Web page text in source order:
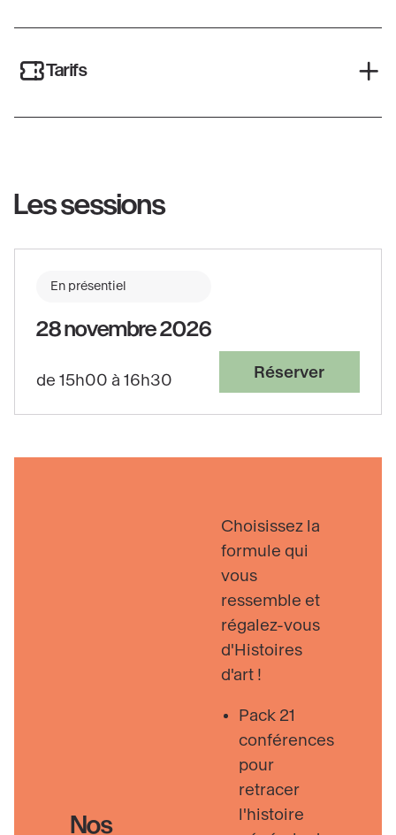
Tarifs
Les sessions
En présentiel
28 novembre 2026
de 15h00 à 16h30
Réserver
Nos
Choisissez la
formule qui
vous
ressemble et
régalez-vous
d'Histoires
d'art !
Pack 21
conférences
pour
retracer
l'histoire